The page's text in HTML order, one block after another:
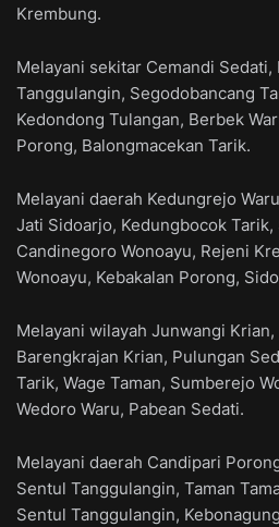
Krembung.
Melayani sekitar Cemandi Sedati,
Tanggulangin, Segodobancang
Kedondong Tulangan, Berbek
Porong, Balongmacekan Tarik.
Melayani daerah Kedungrejo
Jati Sidoarjo, Kedungbocok
Candinegoro Wonoayu, Rejeni
Wonoayu, Kebakalan Porong,
Melayani wilayah Junwangi
Barengkrajan Krian, Pulungan
Tarik, Wage Taman, Sumberejo
Wedoro Waru, Pabean Sedati.
Melayani daerah Candipari
Sentul Tanggulangin, Taman
Sentul Tanggulangin,